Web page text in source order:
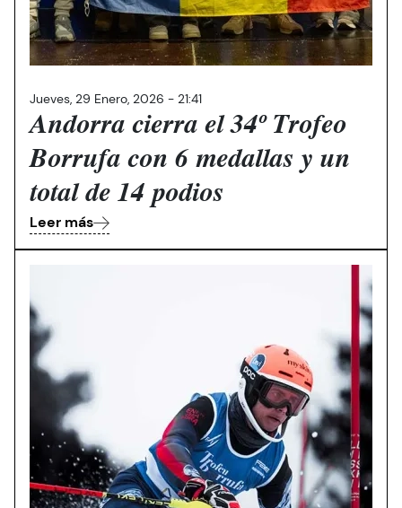
Jueves, 29 Enero, 2026 - 21:41
Andorra cierra el 34º Trofeo
Borrufa con 6 medallas y un
total de 14 podios
Leer más